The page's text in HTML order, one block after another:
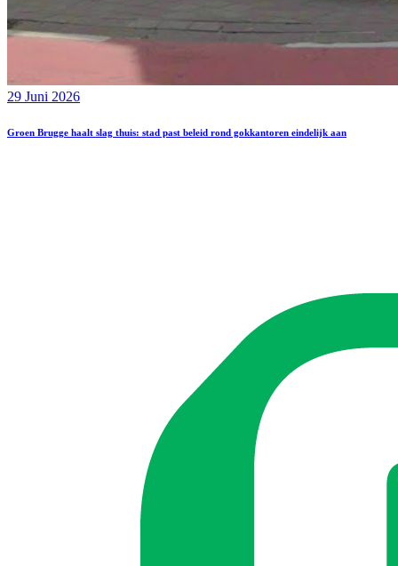
29 Juni 2026
Groen Brugge haalt slag thuis: stad past beleid rond gokkantoren eindelijk aan